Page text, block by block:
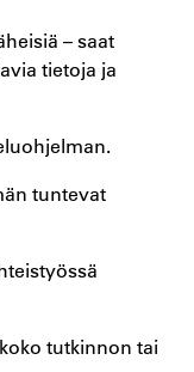
– saat
tietoja ja
tuntevat
tutkinnon tai